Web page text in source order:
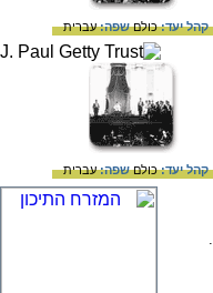
קהל יעד:כולםשפה:עברית
קהל יעד:כולםשפה:עברית